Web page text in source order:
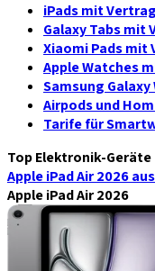
iPads mit Vertrag
Galaxy Tabs mit
Xiaomi Pads mit
Apple Watches
Samsung
Airpods und
Tarife für
Top Elektronik-Geräte
Apple iPad Air 2026
Apple iPad Air 2026